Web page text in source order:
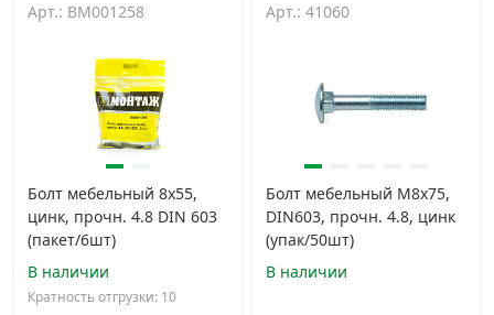
Кабельный крепеж ›
Строительный инструмент и инвентарь
Заклепки ›
Химический крепеж
Арт.: BM001258
Болт мебельный 8х55,
цинк, прочн. 4.8 DIN 603
(пакет/6шт)
В наличии
Кратность отгрузки: 10
Арт.: 41060
Болт мебельный М8х75,
DIN603, прочн. 4.8, цинк
(упак/50шт)
В наличии